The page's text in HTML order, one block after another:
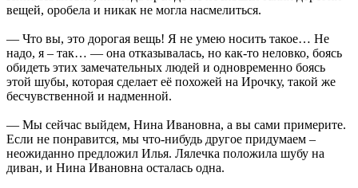
вещей, оробела и никак не могла насмелиться.
— Что вы, это дорогая вещь! Я не умею носить такое… Не
надо, я – так… — она отказывалась, но как-то неловко, боясь
обидеть этих замечательных людей и одновременно боясь
этой шубы, которая сделает её похожей на Ирочку, такой же
бесчувственной и надменной.
— Мы сейчас выйдем, Нина Ивановна, а вы сами примерите.
Если не понравится, мы что-нибудь другое придумаем –
неожиданно предложил Илья. Лялечка положила шубу на
диван, и Нина Ивановна осталась одна.